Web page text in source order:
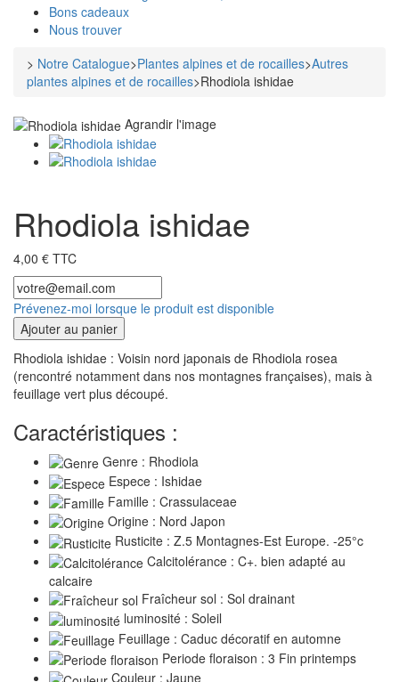
Bons cadeaux
Nous trouver
> Notre Catalogue>Plantes alpines et de rocailles>Autres
plantes alpines et de rocailles>Rhodiola ishidae
Agrandir l'image
Rhodiola ishidae
4,00 € TTC
Prévenez-moi lorsque le produit est disponible
Ajouter au panier
Rhodiola ishidae : Voisin nord japonais de Rhodiola rosea
(rencontré notamment dans nos montagnes françaises), mais à
feuillage vert plus découpé.
Caractéristiques :
Genre : Rhodiola
Espece : Ishidae
Famille : Crassulaceae
Origine : Nord Japon
Rusticite : Z.5 Montagnes-Est Europe. -25°c
Calcitolérance : C+. bien adapté au
calcaire
Fraîcheur sol : Sol drainant
luminosité : Soleil
Feuillage : Caduc décoratif en automne
Periode floraison : 3 Fin printemps
Couleur : Jaune